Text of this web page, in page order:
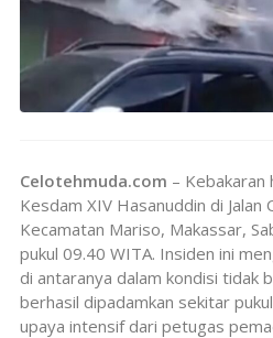
Celotehmuda.com – Kebakaran
Kesdam XIV Hasanuddin di Jalan
Kecamatan Mariso, Makassar,
pukul 09.40 WITA. Insiden ini
di antaranya dalam kondisi tidak
berhasil dipadamkan sekitar
upaya intensif dari petugas